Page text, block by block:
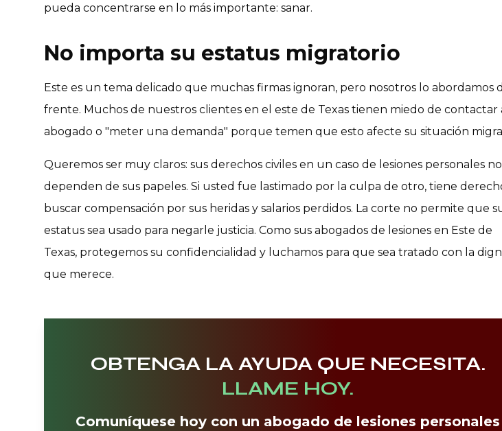
pueda concentrarse en lo más importante: sanar.
No importa su estatus migratorio
Este es un tema delicado que muchas firmas ignoran, pero nosotros lo abordamos
frente. Muchos de nuestros clientes en el este de Texas tienen miedo de contactar
abogado o "meter una demanda" porque temen que esto afecte su situación
Queremos ser muy claros: sus derechos civiles en un caso de lesiones personales no
dependen de sus papeles. Si usted fue lastimado por la culpa de otro, tiene
buscar compensación por sus heridas y salarios perdidos. La corte no permite que
estatus sea usado para negarle justicia. Como sus abogados de lesiones en Este de
Texas, protegemos su confidencialidad y luchamos para que sea tratado con la
que merece.
OBTENGA LA AYUDA QUE NECESITA.
LLAME HOY.
Comuníquese hoy con un abogado de lesiones personales